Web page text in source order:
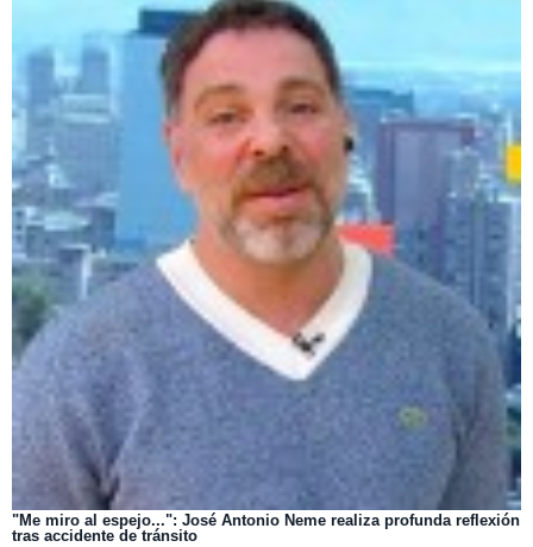
"Me miro al espejo...": José Antonio Neme realiza profunda reflexión
tras accidente de tránsito